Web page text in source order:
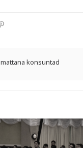
mattana konsuntad